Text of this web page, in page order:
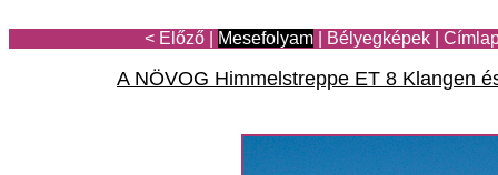
< Előző Mesefolyam Bélyegképek
A NÖVOG Himmelstreppe ET 8 Klangen